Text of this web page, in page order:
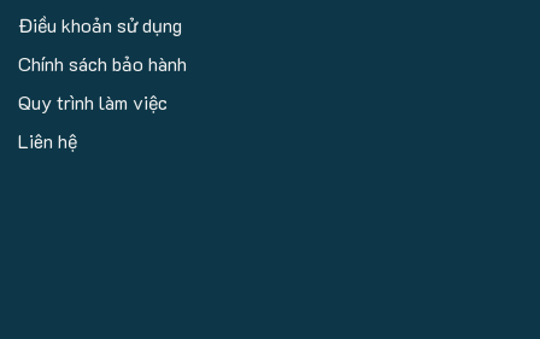
Điều khoản sử dụng
Chính sách bảo hành
Quy trình làm việc
Liên hệ